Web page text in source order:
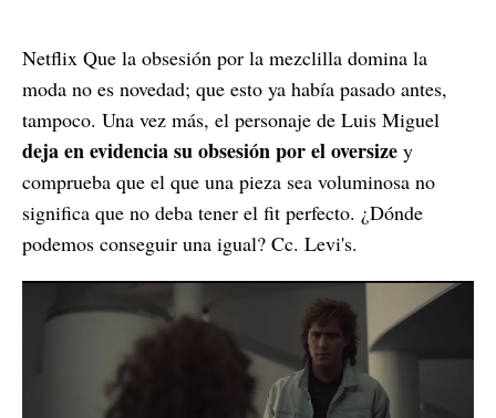
Netflix Que la obsesión por la mezclilla domina la
moda no es novedad; que esto ya había pasado antes,
tampoco. Una vez más, el personaje de Luis Miguel
deja en evidencia su obsesión por el oversize y
comprueba que el que una pieza sea voluminosa no
significa que no deba tener el fit perfecto. ¿Dónde
podemos conseguir una igual? Cc. Levi's.